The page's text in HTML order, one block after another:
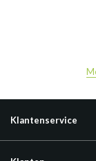
Klantenservice